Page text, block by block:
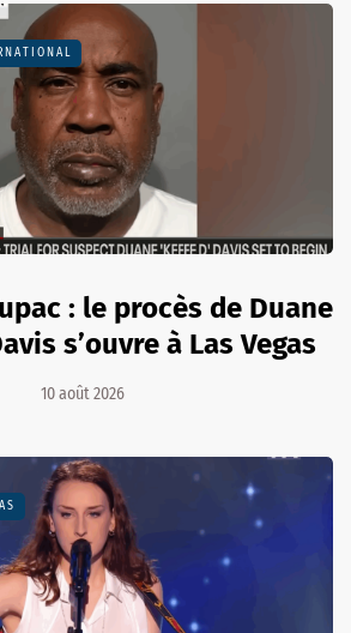
: le procès de Duane
s’ouvre à Las Vegas
10 août 2026